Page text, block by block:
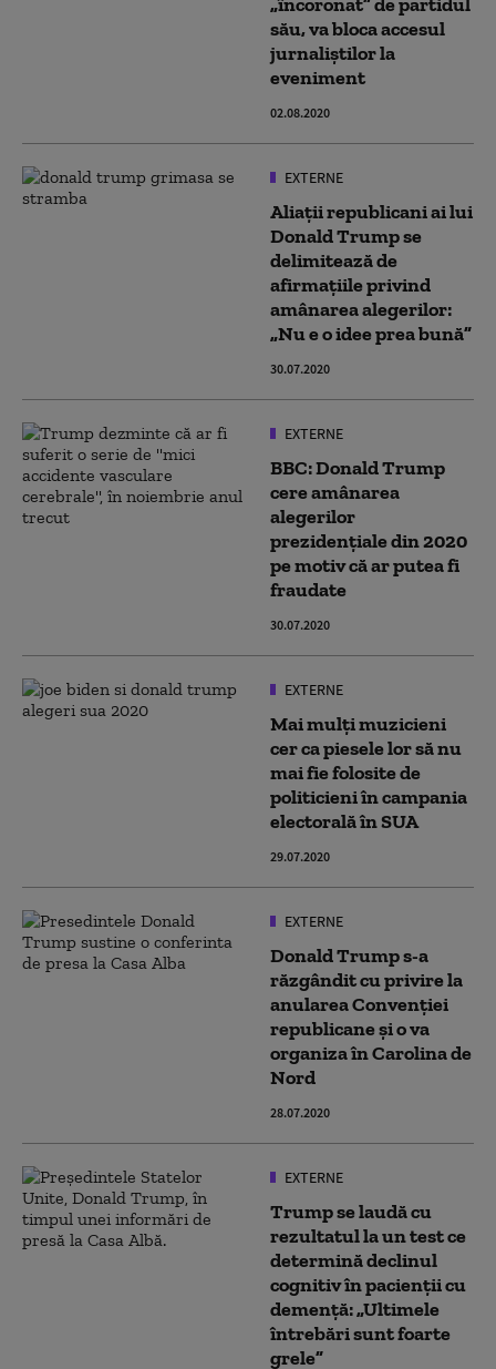
său, va bloca accesul
jurnaliștilor la
eveniment
02.08.2020
EXTERNE
Aliații republicani ai lui
Donald Trump se
delimitează de
afirmațiile privind
amânarea alegerilor:
„Nu e o idee prea bună”
30.07.2020
EXTERNE
BBC: Donald Trump
cere amânarea
alegerilor
prezidențiale din 2020
pe motiv că ar putea fi
fraudate
30.07.2020
EXTERNE
Mai mulți muzicieni
cer ca piesele lor să nu
mai fie folosite de
politicieni în campania
electorală în SUA
29.07.2020
EXTERNE
Donald Trump s-a
răzgândit cu privire la
anularea Convenției
republicane și o va
organiza în Carolina de
Nord
28.07.2020
EXTERNE
Trump se laudă cu
rezultatul la un test ce
determină declinul
cognitiv în pacienții cu
demență: „Ultimele
întrebări sunt foarte
grele”